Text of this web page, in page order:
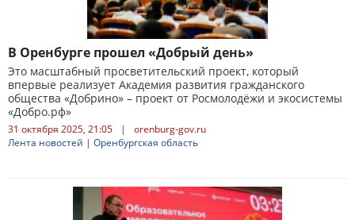
В Оренбурге прошел «Добрый день»
Это масштабный просветительский проект, который
впервые реализует Академия развития гражданского
общества «Добрино» – проект от Росмолодёжи и экосистемы
«Добро.рф»
31 октября 2025, 21:05 |
orenburg-gov.ru
Лента новостей | Оренбургская область